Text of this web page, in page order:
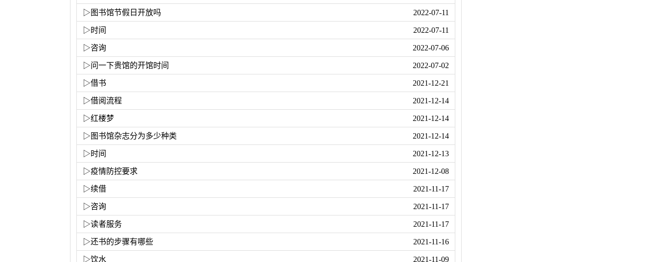
▷ 图书馆节假日开放吗 2022-07-11
▷时间 2022-07-11
▷咨询 2022-07-06
▷问一下贵馆的开馆时间 2022-07-02
▷借书 2021-12-21
▷借阅流程 2021-12-14
▷红楼梦 2021-12-14
▷ 图书馆杂志分为多少种类 2021-12-14
▷时间 2021-12-13
▷疫情防控要求 2021-12-08
▷续借 2021-11-17
▷咨询 2021-11-17
▷读者服务 2021-11-17
▷还书的步骤有哪些 2021-11-16
▷饮水 2021-11-09